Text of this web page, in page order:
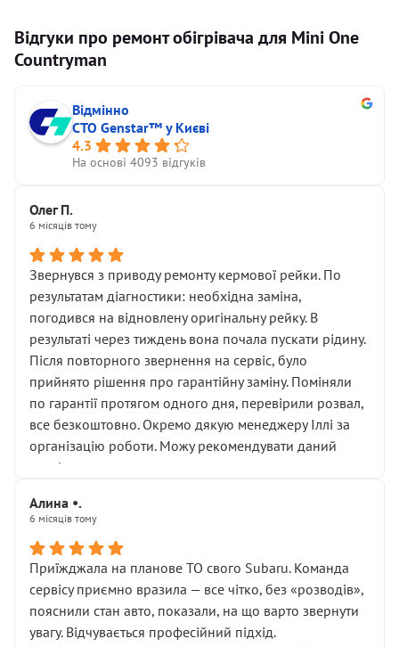
Відгуки про ремонт обігрівача для Mini One
Countryman
Відмінно
СТО Genstar™ у Києві
4.3
На основі 4093 відгуків
Олег П.
6 місяців тому
Звернувся з приводу ремонту кермової рейки. По
результатам діагностики: необхідна заміна,
погодився на відновлену оригінальну рейку. В
результаті через тиждень вона почала пускати рідину.
Після повторного звернення на сервіс, було
прийнято рішення про гарантійну заміну. Поміняли
по гарантії протягом одного дня, перевірили розвал,
все безкоштовно. Окремо дякую менеджеру Іллі за
організацію роботи. Можу рекомендувати даний
сервіс.
Алина •.
6 місяців тому
Приїжджала на планове ТО свого Subaru. Команда
сервісу приємно вразила — все чітко, без «розводів»,
пояснили стан авто, показали, на що варто звернути
увагу. Відчувається професійний підхід.